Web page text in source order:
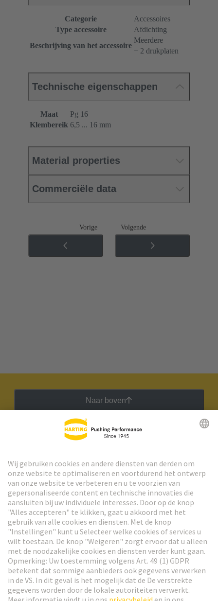
Categorie
Accessoires
Type accessoire
Afdichting
Beschrijving van het accessoire
Meerdere
+ 2 drukplaten
Technische eigenschappen
Maat
Pg 16
Klembereik 6,5 ... 16 mm
Material properties
Commerciële data
Vorige Volgende
Naar boven
Ga naar registratie
Social Media